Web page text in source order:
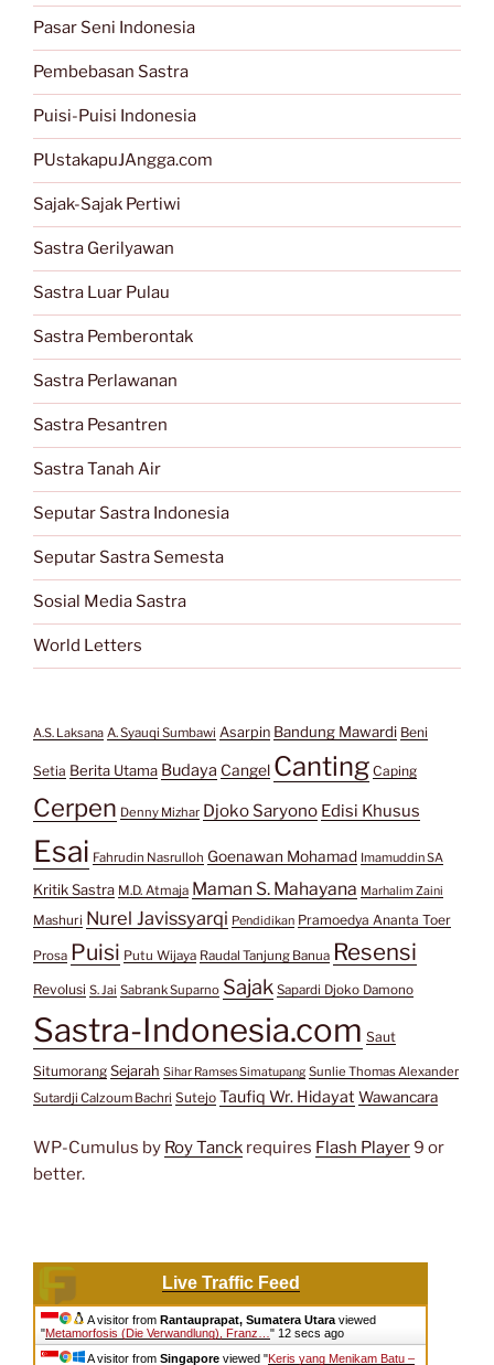
Pasar Seni Indonesia
Pembebasan Sastra
Puisi-Puisi Indonesia
PUstakapuJAngga.com
Sajak-Sajak Pertiwi
Sastra Gerilyawan
Sastra Luar Pulau
Sastra Pemberontak
Sastra Perlawanan
Sastra Pesantren
Sastra Tanah Air
Seputar Sastra Indonesia
Seputar Sastra Semesta
Sosial Media Sastra
World Letters
A.S. Laksana A. Syauqi Sumbawi Asarpin Bandung Mawardi Beni
Setia Berita Utama Budaya Cangel Canting Caping
Cerpen Denny Mizhar Djoko Saryono Edisi Khusus
Esai Fahrudin Nasrulloh Goenawan Mohamad Imamuddin SA
Kritik Sastra M.D. Atmaja Maman S. Mahayana Marhalim Zaini
Mashuri Nurel Javissyarqi Pendidikan Pramoedya Ananta Toer
Prosa Puisi Putu Wijaya Raudal Tanjung Banua Resensi
Revolusi S. Jai Sabrank Suparno Sajak Sapardi Djoko Damono
Sastra-Indonesia.com Saut
Situmorang Sejarah Sihar Ramses Simatupang Sunlie Thomas Alexander
Sutardji Calzoum Bachri Sutejo Taufiq Wr. Hidayat Wawancara
WP-Cumulus by Roy Tanck requires Flash Player9 or
better.
Live Traffic Feed
A visitor from Rantauprapat, Sumatera Utara viewed
"Metamorfosis (Die Verwandlung), Franz… " 13 secs ago
A visitor from Singapore viewed "Keris yang Menikam Batu –